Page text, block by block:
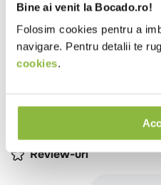
Bine ai venit la Bocado.ro!
Folosim cookies pentru a
navigare. Pentru detalii te
cookies.
Ambalaj
Tip
local
Evenimente
Trattoria
Review-uri